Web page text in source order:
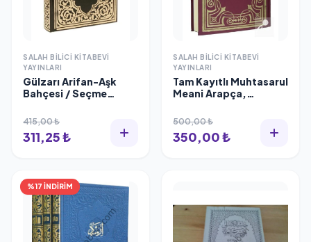
SALAH BILICI KITABEVI
YAYINLARI
Gülzarı Arifan-Aşk
Bahçesi / Seçme
Şerifeler Mecmuası
Muzaffer Ozak
415,00 ₺
311,25 ₺
SALAH BILICI KITABEVI
YAYINLARI
Tam Kayıtlı Muhtasarul
Meani Arapça,
500,00 ₺
350,00 ₺
%17 İNDİRİM